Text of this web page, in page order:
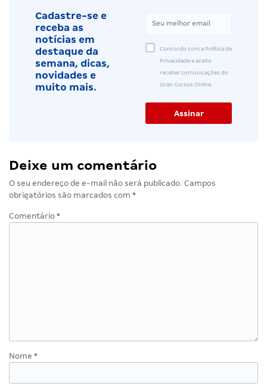
Cadastre-se e
receba as
notícias em
destaque da
semana, dicas,
novidades e
muito mais.
Concordo com a Política de
Privacidade e aceito
receber comunicações do
Gran Cursos Online.
Deixe um comentário
O seu endereço de e-mail não será publicado. Campos
obrigatórios são marcados com *
Comentário *
Nome *